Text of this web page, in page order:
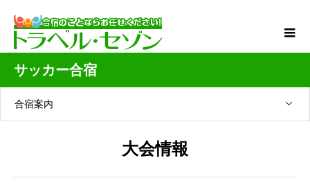
サッカー合宿
合宿案内
大会情報